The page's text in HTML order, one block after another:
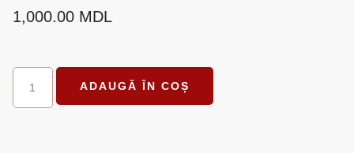
1,000.00 MDL
ADAUGĂ ÎN COȘ